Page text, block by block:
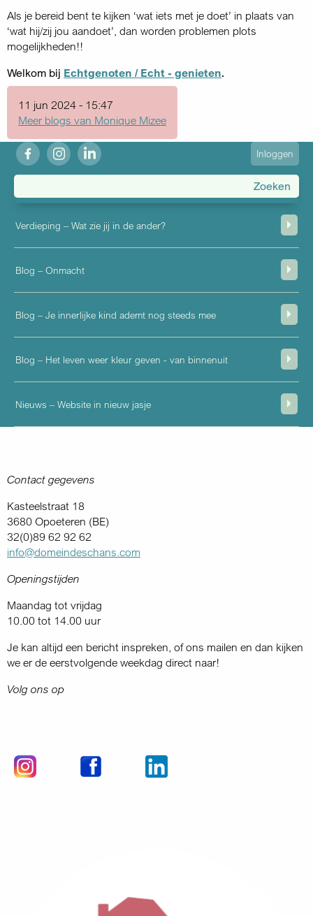
Als je bereid bent te kijken ‘wat iets met je doet’ in plaats van
‘wat hij/zij jou aandoet’, dan worden problemen plots
mogelijkheden!!
Welkom bij Echtgenoten / Echt - genieten.
11 jun 2024 - 15:47
Meer blogs van Monique Mizee
fb ig in
User
account
menu
Inloggen
Verdieping – Wat zie jij in de ander?
Blog – Onmacht
Blog – Je innerlijke kind ademt nog steeds mee
Blog – Het leven weer kleur geven - van binnenuit
Nieuws – Website in nieuw jasje
Contact gegevens
Kasteelstraat 18
3680 Opoeteren (BE)
32(0)89 62 92 62
info@domeindeschans.com
Openingstijden
Maandag tot vrijdag
10.00 tot 14.00 uur
Je kan altijd een bericht inspreken, of ons mailen en dan kijken
we er de eerstvolgende weekdag direct naar!
Volg ons op